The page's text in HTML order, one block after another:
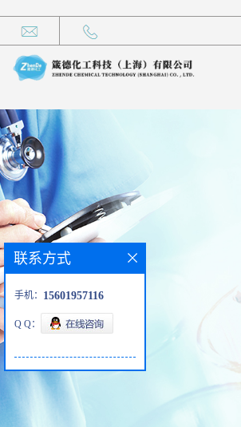
联系方式
手机： 15601957116
Q Q：